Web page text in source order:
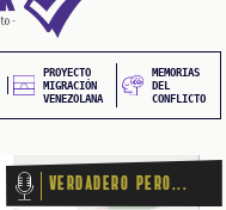
PROYECTO
MIGRACIÓN
VENEZOLANA
MEMORIAS
DEL
CONFLICTO
Verdadero pero...